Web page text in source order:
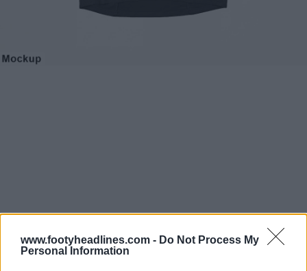
www.footyheadlines.com - Do Not Process My
Personal Information